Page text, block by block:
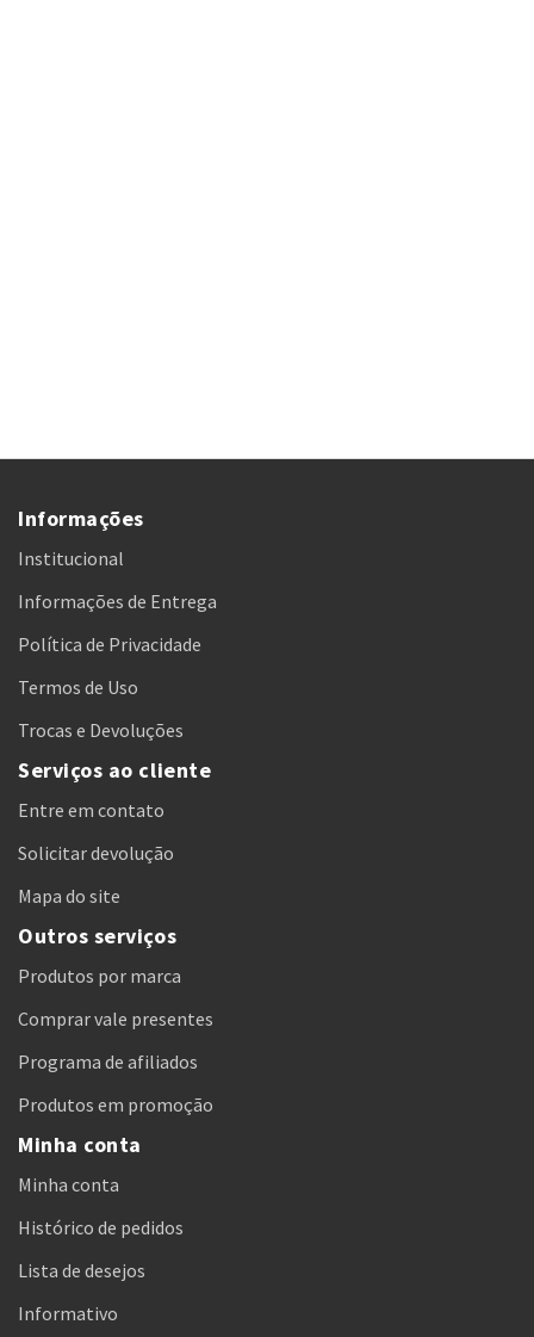
Informações
Institucional
Informações de Entrega
Política de Privacidade
Termos de Uso
Trocas e Devoluções
Serviços ao cliente
Entre em contato
Solicitar devolução
Mapa do site
Outros serviços
Produtos por marca
Comprar vale presentes
Programa de afiliados
Produtos em promoção
Minha conta
Minha conta
Histórico de pedidos
Lista de desejos
Informativo